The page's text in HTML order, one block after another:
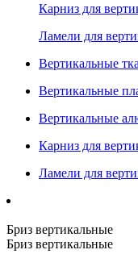
Карниз для
Ламели для
Вертикальные
Вертикальные
Вертикальные
Карниз для
Ламели для
Бриз вертикальные
Бриз вертикальные